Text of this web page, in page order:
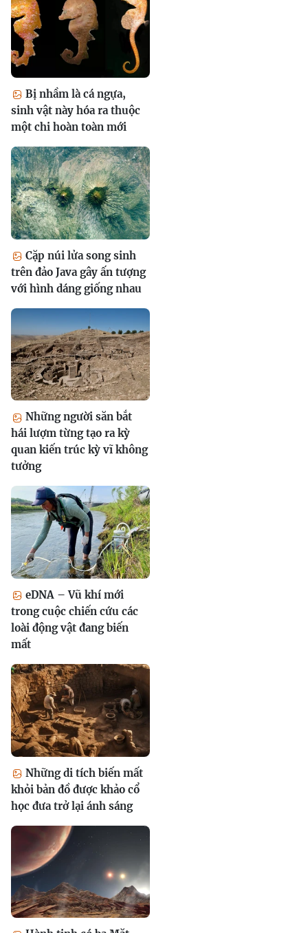
Bị nhầm là cá ngựa,
sinh vật này hóa ra thuộc
một chi hoàn toàn mới
Cặp núi lửa song sinh
trên đảo Java gây ấn tượng
với hình dáng giống nhau
Những người săn bắt
hái lượm từng tạo ra kỳ
quan kiến trúc kỳ vĩ không
tưởng
eDNA – Vũ khí mới
trong cuộc chiến cứu các
loài động vật đang biến
mất
Những di tích biến mất
khỏi bản đồ được khảo cổ
học đưa trở lại ánh sáng